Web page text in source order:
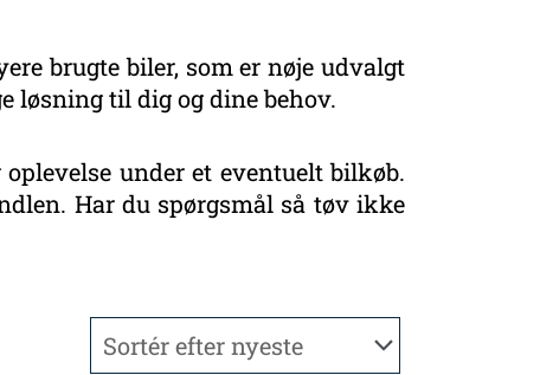
brugte biler, som er nøje udvalgt
løsning til dig og dine behov.
under et eventuelt bilkøb.
Har du spørgsmål så tøv ikke